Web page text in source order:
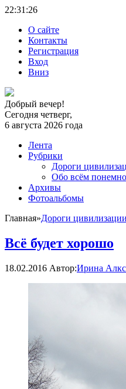
22:31:27
О сайте
Контакты
Регистрация
Вход
Вниз
Добрый вечер!
Сегодня четверг,
6 августа 2026 года
Лента
Рубрики
Дороги
Обо всём
Архивы
Фотоальбомы
Главная»Дороги цивилизации
Всё будет хорошо
18.02.2016 Автор:Ирина